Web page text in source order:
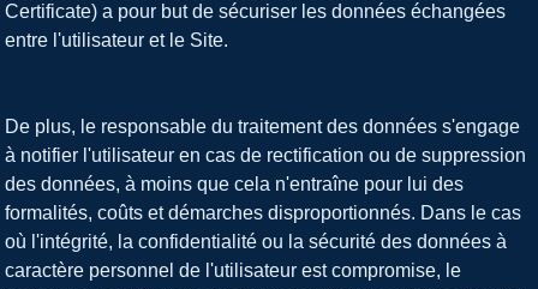
Certificate) a pour but de sécuriser les données échangées
entre l'utilisateur et le Site.
De plus, le responsable du traitement des données s'engage
à notifier l'utilisateur en cas de rectification ou de suppression
des données, à moins que cela n'entraîne pour lui des
formalités, coûts et démarches disproportionnés. Dans le cas
où l'intégrité, la confidentialité ou la sécurité des données à
caractère personnel de l'utilisateur est compromise, le